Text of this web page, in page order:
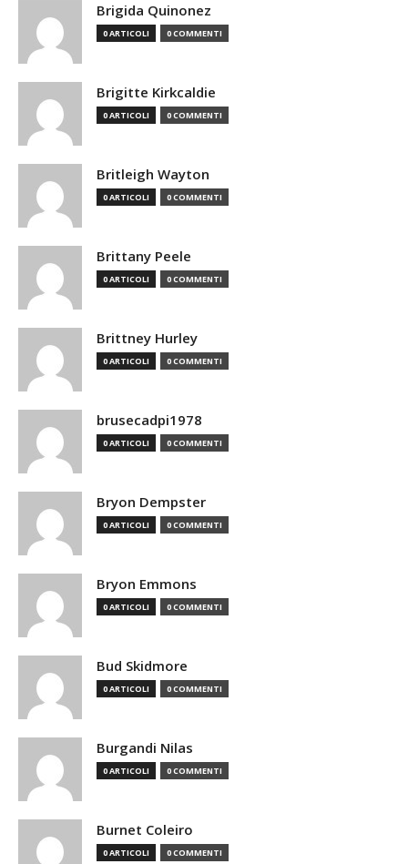
Brigida Quinonez
0 ARTICOLI 0 COMMENTI
Brigitte Kirkcaldie
0 ARTICOLI 0 COMMENTI
Britleigh Wayton
0 ARTICOLI 0 COMMENTI
Brittany Peele
0 ARTICOLI 0 COMMENTI
Brittney Hurley
0 ARTICOLI 0 COMMENTI
brusecadpi1978
0 ARTICOLI 0 COMMENTI
Bryon Dempster
0 ARTICOLI 0 COMMENTI
Bryon Emmons
0 ARTICOLI 0 COMMENTI
Bud Skidmore
0 ARTICOLI 0 COMMENTI
Burgandi Nilas
0 ARTICOLI 0 COMMENTI
Burnet Coleiro
0 ARTICOLI 0 COMMENTI